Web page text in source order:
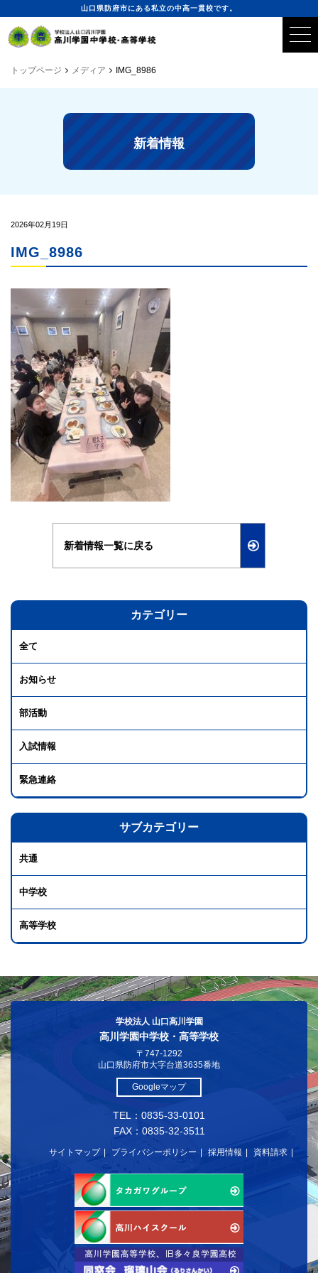
山口県防府市にある私立の中高一貫校です。
トップページ メディア IMG_8986
新着情報
2026年02月19日
IMG_8986
新着情報一覧に戻る
カテゴリー
全て
お知らせ
部活動
入試情報
緊急連絡
サブカテゴリー
共通
中学校
高等学校
学校法人 山口高川学園
高川学園中学校・高等学校
〒747-1292
山口県防府市大字台道3635番地
Googleマップ
TEL：0835-33-0101
FAX：0835-32-3511
サイトマップ プライバシーポリシー 採用情報 資料請求